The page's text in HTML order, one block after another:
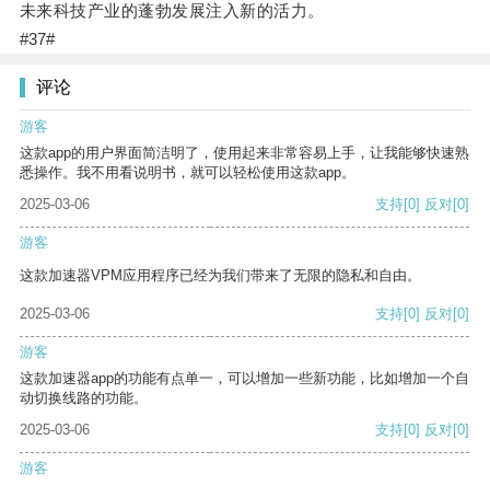
未来科技产业的蓬勃发展注入新的活力。
#37#
评论
游客
这款app的用户界面简洁明了，使用起来非常容易上手，让我能够快速熟
悉操作。我不用看说明书，就可以轻松使用这款app。
2025-03-06
支持[0] 反对[0]
游客
这款加速器VPM应用程序已经为我们带来了无限的隐私和自由。
2025-03-06 支持[0] 反对[0]
游客
这款加速器app的功能有点单一，可以增加一些新功能，比如增加一个自
动切换线路的功能。
2025-03-06
支持[0] 反对[0]
游客